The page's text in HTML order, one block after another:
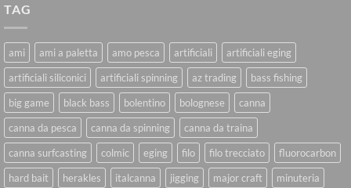
TAG
ami ami a paletta amo pesca artificiali
artificiali eging
artificiali siliconici
artificiali spinning az trading
bass fishing
big game
black bass bolentino bolognese
canna
canna da pesca
canna da spinning
canna da traina
canna surfcasting
colmic eging filo filo trecciato
fluorocarbon
hard bait
herakles italcanna jigging major craft
minuteria